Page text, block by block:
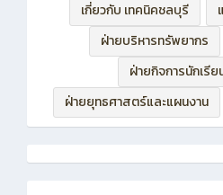
เกี่ยวกับ เทคนิคชลบุรี
ฝ่ายบริหารทรัพยากร
ฝ่ายกิจการนักเรี
ฝ่ายยุทธศาสตร์และแผนงาน